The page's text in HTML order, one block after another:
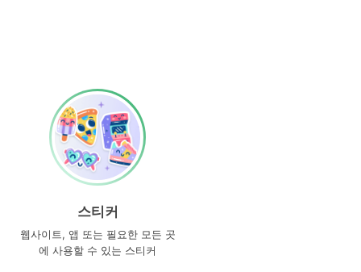
스티커
웹사이트, 앱 또는 필요한 모든 곳
에 사용할 수 있는 스티커